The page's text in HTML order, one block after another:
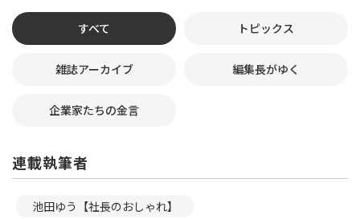
すべて トピックス
雑誌アーカイブ 編集長がゆく
企業家たちの金言
連載執筆者
池田ゆう【社長のおしゃれ】